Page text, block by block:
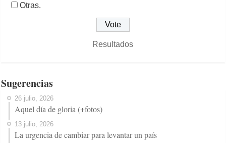
Otras.
Resultados
Sugerencias
26 julio, 2026
Aquel día de gloria (+fotos)
13 julio, 2026
La urgencia de cambiar para levantar un país